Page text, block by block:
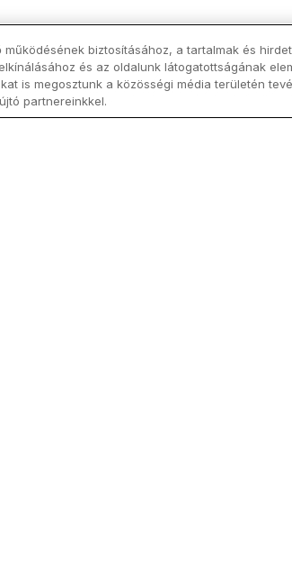
biztosításához, a tartalmak és
és az oldalunk látogatottságának
is megosztunk a közösségi média területén
partnereinkkel.